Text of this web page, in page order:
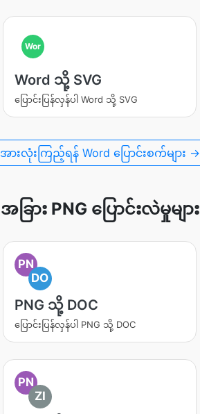
Wor
Word သို့ SVG
ပြောင်းပြန်လှန်ပါ Word သို့ SVG
အားလုံးကြည့်ရန် Word ပြောင်းစက်များ →
အခြား PNG ပြောင်းလဲမှုများ
PN
DO
PNG သို့ DOC
ပြောင်းပြန်လှန်ပါ PNG သို့ DOC
PN
ZI